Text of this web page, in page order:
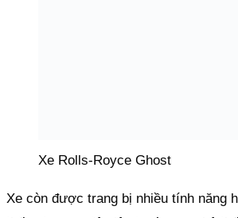
Xe Rolls-Royce Ghost
Xe còn được trang bị nhiều tính năng